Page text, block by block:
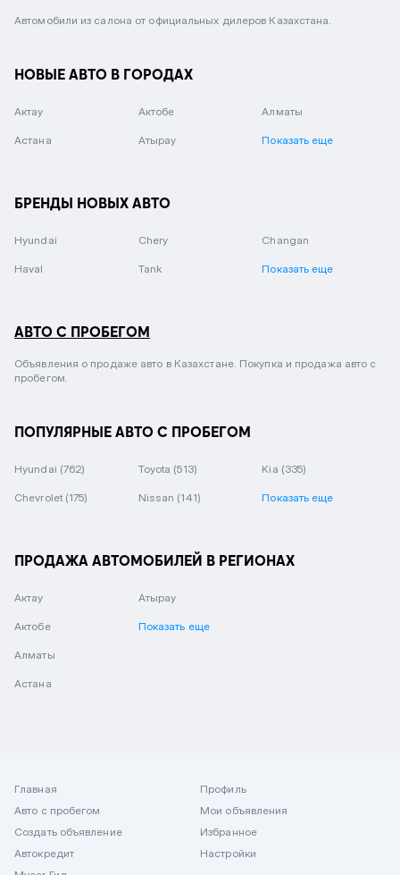
Автомобили из салона от официальных дилеров Казахстана.
НОВЫЕ АВТО В ГОРОДАХ
Актау Актобе Алматы
Астана Атырау Показать еще
БРЕНДЫ НОВЫХ АВТО
Hyundai Chery Changan
Haval Tank Показать еще
АВТО С ПРОБЕГОМ
Объявления о продаже авто в Казахстане. Покупка и продажа авто с
пробегом.
ПОПУЛЯРНЫЕ АВТО С ПРОБЕГОМ
Hyundai (762) Toyota (513) Kia (335)
Chevrolet (175) Nissan (141) Показать еще
ПРОДАЖА АВТОМОБИЛЕЙ В РЕГИОНАХ
Актау
Актобе
Алматы
Астана
Атырау
Показать еще
Главная
Авто с пробегом
Создать объявление
Автокредит
Профиль
Мои объявления
Избранное
Настройки